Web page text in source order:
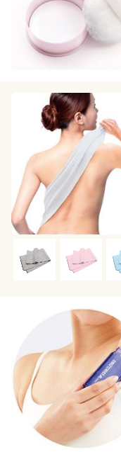
ご利用ガイド
よくある質問とお
こだわり条件
で絞り込む
機能・特徴
ＵＶ
冷感・
スポー
テイスト
カジ
着用感
レギ
20代
60代
価格